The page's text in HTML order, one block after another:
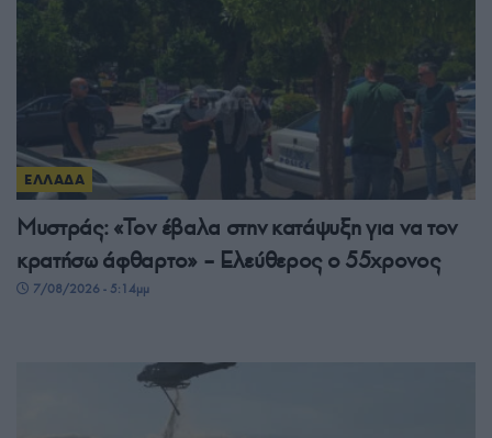
ΕΛΛΑΔΑ
Μυστράς: «Τον έβαλα στην κατάψυξη για να τον
κρατήσω άφθαρτο» – Ελεύθερος ο 55χρονος
7/08/2026 - 5:14μμ